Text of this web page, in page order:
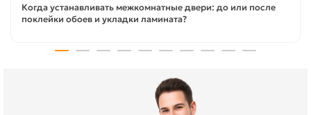
Когда устанавливать межкомнатные двери: до или после
поклейки обоев и укладки ламината?